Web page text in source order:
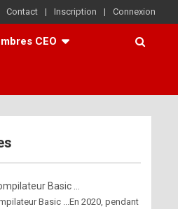
Contact Inscription Connexion
CEO
Basic ...
Basic ...En 2020, pendant